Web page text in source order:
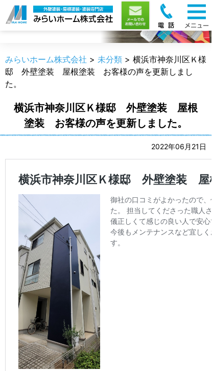
職人のうんちく
みらいホーム株式会社 > 未分類 > 横浜市神奈川区Ｋ様
邸 外壁塗装 屋根塗装 お客様の声を更新しまし
た。
横浜市神奈川区Ｋ様邸 外壁塗装 屋根
塗装 お客様の声を更新しました。
2022年06月21日